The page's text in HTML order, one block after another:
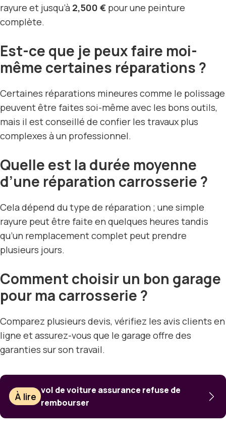
rayure et jusqu’à 2,500 € pour une peinture
complète.
Est-ce que je peux faire moi-
même certaines réparations ?
Certaines réparations mineures comme le polissage
peuvent être faites soi-même avec les bons outils,
mais il est conseillé de confier les travaux plus
complexes à un professionnel.
Quelle est la durée moyenne
d’une réparation carrosserie ?
Cela dépend du type de réparation ; une simple
rayure peut être faite en quelques heures tandis
qu’un remplacement complet peut prendre
plusieurs jours.
Comment choisir un bon garage
pour ma carrosserie ?
Comparez plusieurs devis, vérifiez les avis clients en
ligne et assurez-vous que le garage offre des
garanties sur son travail.
À lire
vol de voiture assurance refuse de
rembourser